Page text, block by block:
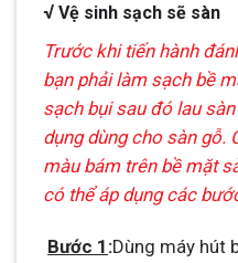
√ Vệ sinh sạch sẽ sàn
Trước khi tiến hành
bạn phải làm sạch bề
sạch bụi sau đó lau
dụng dùng cho sàn gỗ.
màu bám trên bề mặt
có thể áp dụng các
Bước 1 :Dùng máy hút